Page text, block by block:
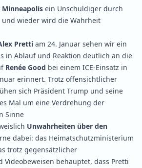
Minneapolis ein Unschuldiger durch
und wieder wird die Wahrheit
Pretti am 24. Januar sehen wir ein
in Ablauf und Reaktion deutlich an die
Renée Good bei einem ICE-Einsatz in
erinnert. Trotz offensichtlicher
sich Präsident Trump und seine
Mal um eine Verdrehung der
Sinne
Unwahrheiten über den
dabei: das Heimatschutzministerium
trotz gegensätzlicher
Videobeweisen behauptet, dass Pretti